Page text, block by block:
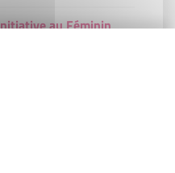
au Féminin